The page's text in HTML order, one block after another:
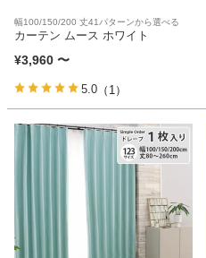
幅100/150/200 丈41パターンから選べる
カーテン ムース ホワイト
¥3,960 〜
5.0 （1）